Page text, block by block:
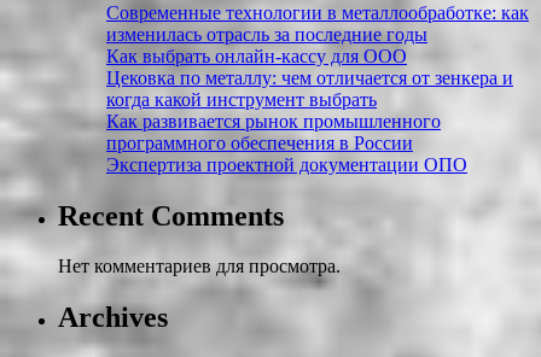
Современные технологии в металлообработке: как
изменилась отрасль за последние годы
Как выбрать онлайн-кассу для ООО
Цековка по металлу: чем отличается от зенкера и
когда какой инструмент выбрать
Как развивается рынок промышленного
программного обеспечения в России
Экспертиза проектной документации ОПО
Recent Comments
Нет комментариев для просмотра.
Archives